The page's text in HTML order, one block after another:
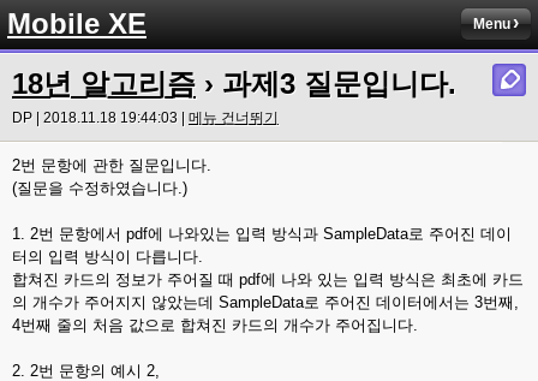
Mobile XE Menu
18년 알고리즘 › 과제3 질문입니다.
DP | 2018.11.18 19:44:03 | 메뉴 건너뛰기
2번 문항에 관한 질문입니다.
(질문을 수정하였습니다.)
1. 2번 문항에서 pdf에 나와있는 입력 방식과 SampleData로 주어진 데이
터의 입력 방식이 다릅니다.
합쳐진 카드의 정보가 주어질 때 pdf에 나와 있는 입력 방식은 최초에 카드
의 개수가 주어지지 않았는데 SampleData로 주어진 데이터에서는 3번째,
4번째 줄의 처음 값으로 합쳐진 카드의 개수가 주어집니다.
2. 2번 문항의 예시 2,